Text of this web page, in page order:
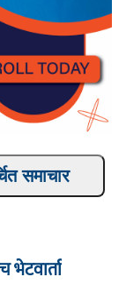
समाचार
भेटवार्ता